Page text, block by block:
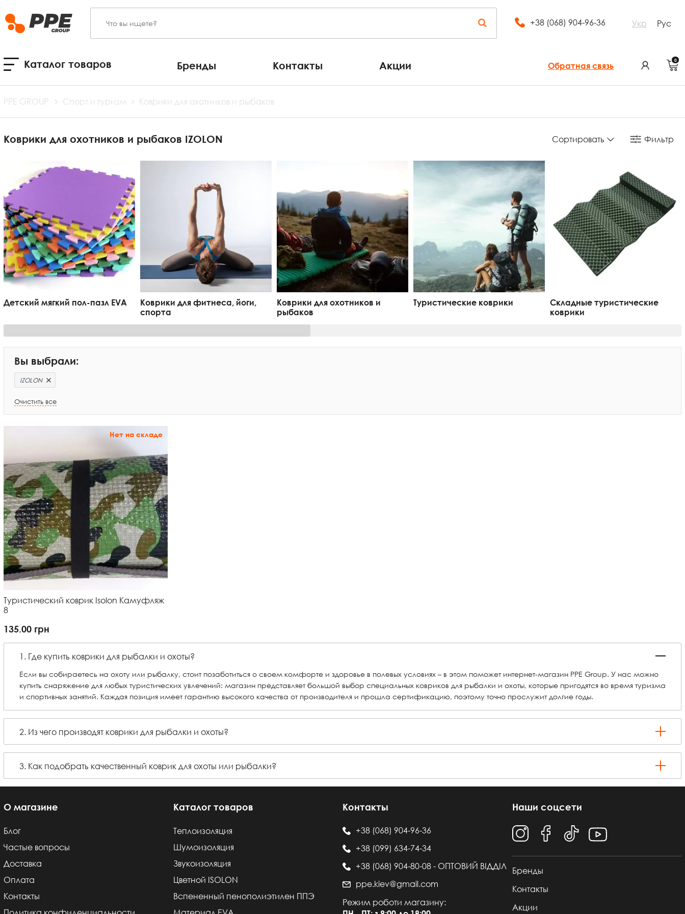
+38 (068) 904-96-36 Укр Рус
Каталог товаров Бренды Контакты Акции Обратная связь
0
PPE GROUP Спорт и туризм Коврики для охотников и рыбаков
Коврики для охотников и рыбаков IZOLON Сортировать Фильтр
Детский мягкий пол-пазл EVA
Коврики для фитнеса, йоги,
спорта
Коврики для охотников и
рыбаков
Туристические коврики
Складные туристические
коврики
Вы выбрали:
IZOLON
Очистить все
Нет на складе
Туристический коврик Isolon Камуфляж
8
135.00 грн
1. Где купить коврики для рыбалки и охоты?
Если вы собираетесь на охоту или рыбалку, стоит позаботиться о своем комфорте и здоровье в полевых условиях – в этом поможет интернет-магазин PPE Group. У нас можно
купить снаряжение для любых туристических увлечений: магазин представляет большой выбор специальных ковриков для рыбалки и охоты, которые пригодятся во время туризма
и спортивных занятий. Каждая позиция имеет гарантию высокого качества от производителя и прошла сертификацию, поэтому точно прослужит долгие годы.
2. Из чего производят коврики для рыбалки и охоты?
3. Как подобрать качественный коврик для охоты или рыбалки?
О магазине
Блог
Частые вопросы
Доставка
Оплата
Контакты
Каталог товаров
Теплоизоляция
Шумоизоляция
Звукоизоляция
Цветной ISOLON
Вспененный пенополиэтилен ППЭ
Контакты
+38 (068) 904-96-36
+38 (099) 634-74-34
+38 (068) 904-80-08 - ОПТОВИЙ ВІДДІЛ
ppe.kiev@gmail.com
Режим роботи магазину:
Наши соцсети
Бренды
Контакты
Акции